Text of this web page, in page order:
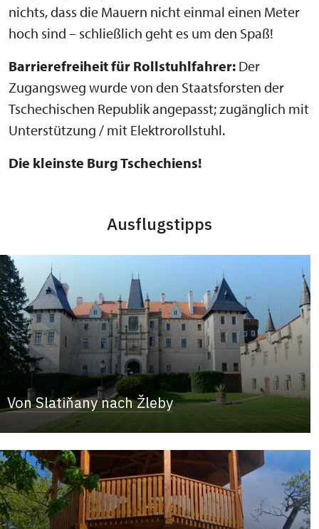
nichts, dass die Mauern nicht einmal einen Meter
hoch sind – schließlich geht es um den Spaß!
Barrierefreiheit für Rollstuhlfahrer: Der
Zugangsweg wurde von den Staatsforsten der
Tschechischen Republik angepasst; zugänglich mit
Unterstützung / mit Elektrorollstuhl.
Die kleinste Burg Tschechiens!
Ausflugstipps
Von Slatiňany nach Žleby